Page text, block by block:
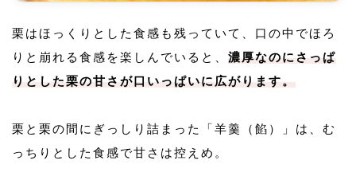
栗はほっくりとした食感も残っていて、口の中でほろ
りと崩れる食感を楽しんでいると、 濃厚なのにさっぱ
りとした栗の甘さが口いっぱいに広がります。
栗と栗の間にぎっしり詰まった「羊羹（餡）」は、む
っちりとした食感で甘さは控えめ。